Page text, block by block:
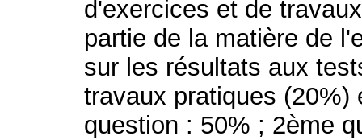
d'exercices et de
partie de la matière de
sur les résultats aux
travaux pratiques (20%)
question : 50% ; 2ème